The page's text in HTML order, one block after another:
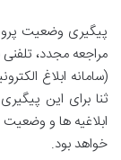
پیگیری وضعیت
مراجعه مجدد، تلفنی
(سامانه ابلاغ
ثنا برای این
ابلاغیه ها و
خواهد بود.